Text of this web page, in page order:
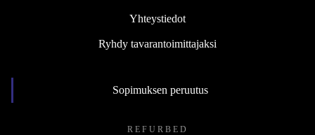
Yhteystiedot
Ryhdy tavarantoimittajaksi
Sopimuksen peruutus
REFURBED